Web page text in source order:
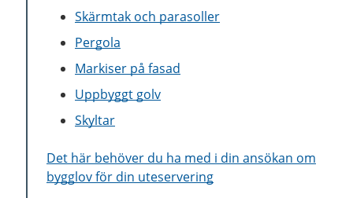
Skärmtak och parasoller
Pergola
Markiser på fasad
Uppbyggt golv
Skyltar
Det här behöver du ha med i din ansökan om
bygglov för din uteservering